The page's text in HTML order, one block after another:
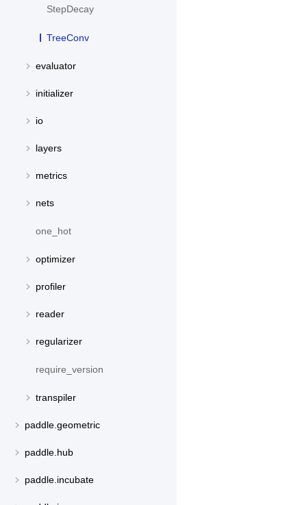
StepDecay
TreeConv
evaluator
initializer
io
layers
metrics
nets
one_hot
optimizer
profiler
reader
regularizer
require_version
transpiler
paddle.geometric
paddle.hub
paddle.incubate